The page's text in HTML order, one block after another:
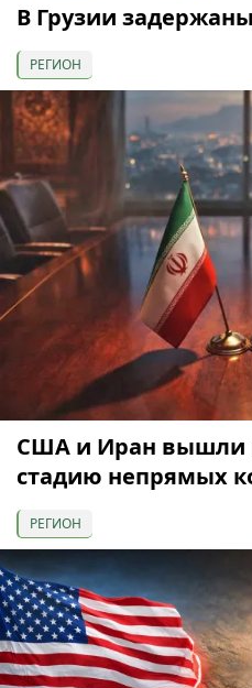
В Грузии
РЕГИОН
США и Иран вышли
стадию непрямых
РЕГИОН